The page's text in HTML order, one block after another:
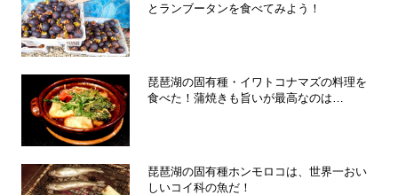
とランブータンを食べてみよう！
琵琶湖の固有種・イワトコナマズの料理を
食べた！蒲焼きも旨いが最高なのは…
琵琶湖の固有種ホンモロコは、世界一おい
しいコイ科の魚だ！